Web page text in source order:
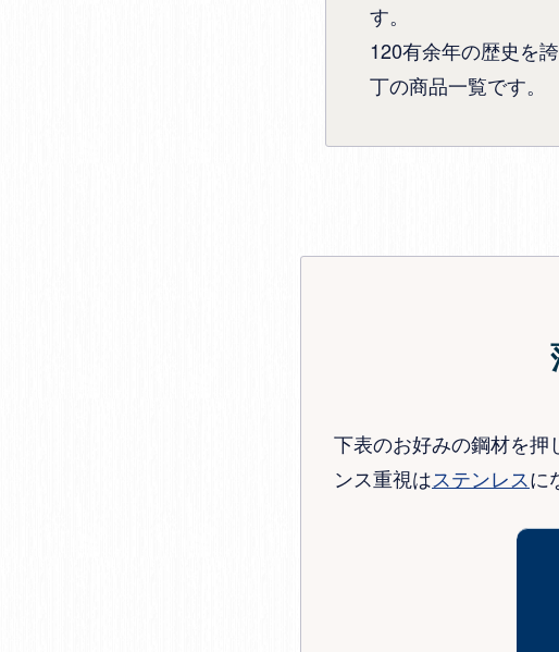
す。
120有余年の歴史を
丁の商品一覧です。
下表のお好みの鋼材を押
ンス重視はステンレスに